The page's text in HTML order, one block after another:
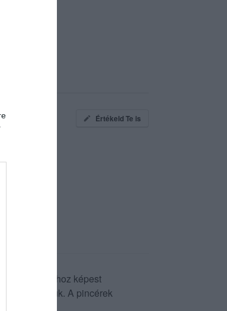
Értékeld Te is
Andrássy úthoz képest
választottuk. A pincérek